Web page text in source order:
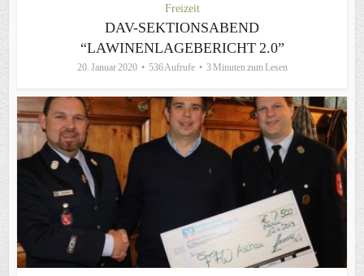
Freizeit
DAV-SEKTIONSABEND
“LAWINENLAGEBERICHT 2.0”
20. Januar 2020 536 Aufrufe 3 Minuten zum Lesen